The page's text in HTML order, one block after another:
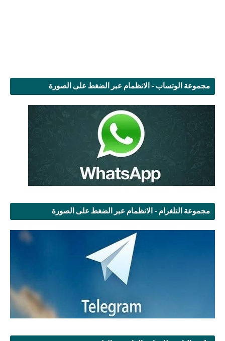
مجموعة الوتساب - الانظمام عبر الضغط على الصورة
مجموعة التلغرام - الانظمام عبر الضغط على الصورة